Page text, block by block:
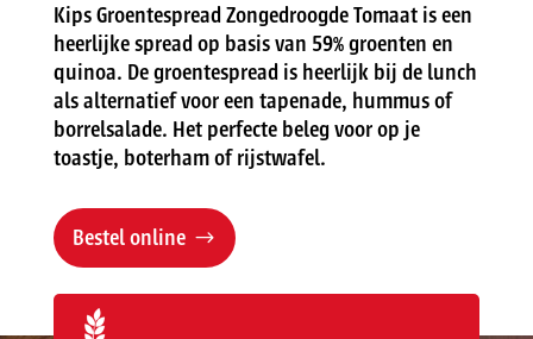
Kips Groentespread Zongedroogde Tomaat is een
heerlijke spread op basis van 59% groenten en
quinoa. De groentespread is heerlijk bij de lunch
als alternatief voor een tapenade, hummus of
borrelsalade. Het perfecte beleg voor op je
toastje, boterham of rijstwafel.
Bestel online